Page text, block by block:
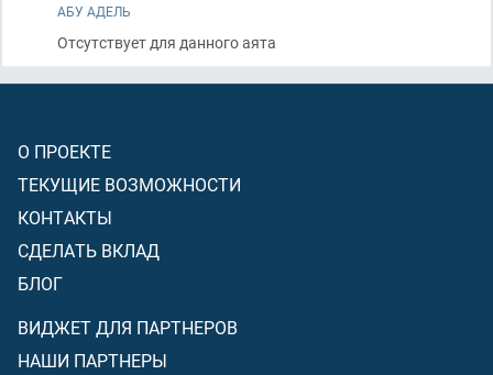
АБУ АДЕЛЬ
Отсутствует для данного аята
О ПРОЕКТЕ
ТЕКУЩИЕ ВОЗМОЖНОСТИ
КОНТАКТЫ
СДЕЛАТЬ ВКЛАД
БЛОГ
ВИДЖЕТ ДЛЯ ПАРТНЕРОВ
НАШИ ПАРТНЕРЫ